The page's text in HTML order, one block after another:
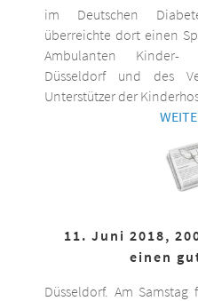
im Deutschen
überreichte dort einen
Ambulanten Kinder-
Düsseldorf und des
Unterstützer der
11. Juni 2018,
einen
Düsseldorf. Am